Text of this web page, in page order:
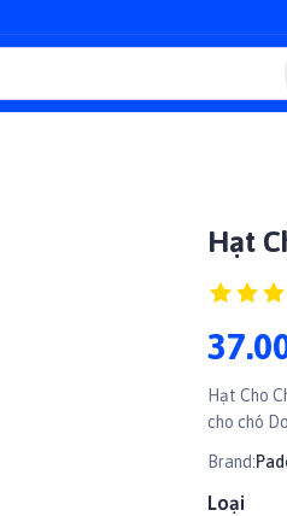
Hạt
Hạt Cho Chó
cho chó
Brand:
Loại